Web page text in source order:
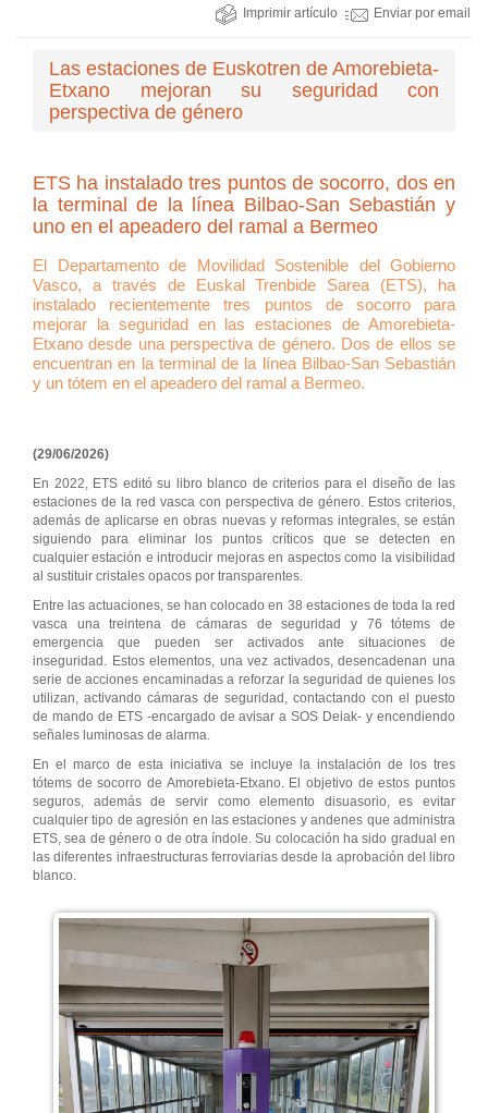
Imprimir artículo Enviar por email
Las estaciones de Euskotren de Amorebieta-
Etxano mejoran su seguridad con
perspectiva de género
ETS ha instalado tres puntos de socorro, dos en
la terminal de la línea Bilbao-San Sebastián y
uno en el apeadero del ramal a Bermeo
El Departamento de Movilidad Sostenible del Gobierno
Vasco, a través de Euskal Trenbide Sarea (ETS), ha
instalado recientemente tres puntos de socorro para
mejorar la seguridad en las estaciones de Amorebieta-
Etxano desde una perspectiva de género. Dos de ellos se
encuentran en la terminal de la línea Bilbao-San Sebastián
y un tótem en el apeadero del ramal a Bermeo.
(29/06/2026)
En 2022, ETS editó su libro blanco de criterios para el diseño de las
estaciones de la red vasca con perspectiva de género. Estos criterios,
además de aplicarse en obras nuevas y reformas integrales, se están
siguiendo para eliminar los puntos críticos que se detecten en
cualquier estación e introducir mejoras en aspectos como la visibilidad
al sustituir cristales opacos por transparentes.
Entre las actuaciones, se han colocado en 38 estaciones de toda la red
vasca una treintena de cámaras de seguridad y 76 tótems de
emergencia que pueden ser activados ante situaciones de
inseguridad. Estos elementos, una vez activados, desencadenan una
serie de acciones encaminadas a reforzar la seguridad de quienes los
utilizan, activando cámaras de seguridad, contactando con el puesto
de mando de ETS -encargado de avisar a SOS Deiak- y encendiendo
señales luminosas de alarma.
En el marco de esta iniciativa se incluye la instalación de los tres
tótems de socorro de Amorebieta-Etxano. El objetivo de estos puntos
seguros, además de servir como elemento disuasorio, es evitar
cualquier tipo de agresión en las estaciones y andenes que administra
ETS, sea de género o de otra índole. Su colocación ha sido gradual en
las diferentes infraestructuras ferroviarias desde la aprobación del libro
blanco.